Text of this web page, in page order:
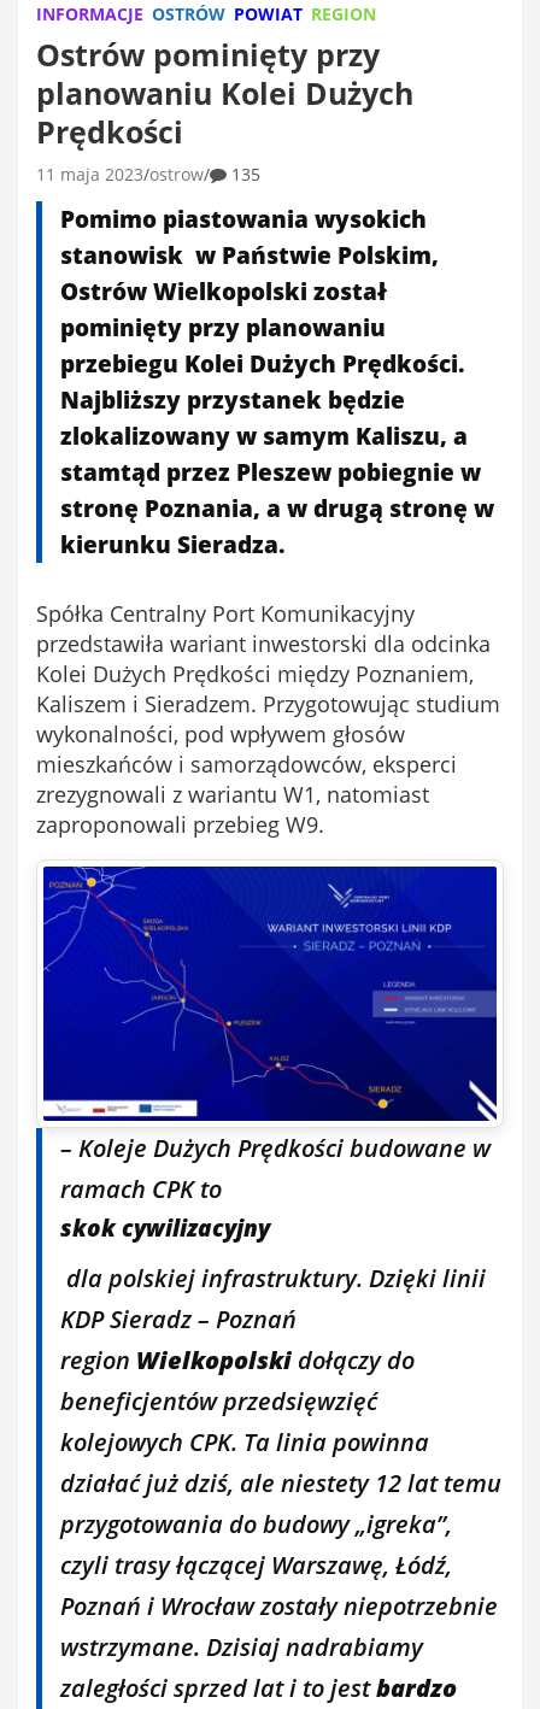
INFORMACJE OSTRÓW POWIAT REGION
Ostrów pominięty przy
planowaniu Kolei Dużych
Prędkości
11 maja 2023 ostrow 135
Pomimo piastowania wysokich
stanowisk w Państwie Polskim,
Ostrów Wielkopolski został
pominięty przy planowaniu
przebiegu Kolei Dużych Prędkości.
Najbliższy przystanek będzie
zlokalizowany w samym Kaliszu, a
stamtąd przez Pleszew pobiegnie w
stronę Poznania, a w drugą stronę w
kierunku Sieradza.
Spółka Centralny Port Komunikacyjny
przedstawiła wariant inwestorski dla odcinka
Kolei Dużych Prędkości między Poznaniem,
Kaliszem i Sieradzem. Przygotowując studium
wykonalności, pod wpływem głosów
mieszkańców i samorządowców, eksperci
zrezygnowali z wariantu W1, natomiast
zaproponowali przebieg W9.
– Koleje Dużych Prędkości budowane w
ramach CPK to
skok cywilizacyjny
dla polskiej infrastruktury. Dzięki linii
KDP Sieradz – Poznań
region Wielkopolski dołączy do
beneficjentów przedsięwzięć
kolejowych CPK. Ta linia powinna
działać już dziś, ale niestety 12 lat temu
przygotowania do budowy „igreka”,
czyli trasy łączącej Warszawę, Łódź,
Poznań i Wrocław zostały niepotrzebnie
wstrzymane. Dzisiaj nadrabiamy
zaległości sprzed lat i to jestbardzo